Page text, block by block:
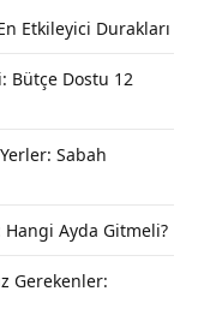
Etkileyici Durakları
Bütçe Dostu 12
Sabah
Hangi Ayda Gitmeli?
Gerekenler: